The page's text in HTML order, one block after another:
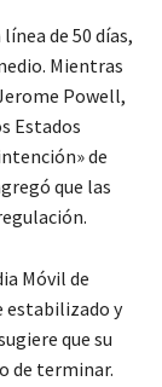
de 50 días,
Mientras
Powell,
Estados
de
que las
Móvil de
estabilizado y
que su
de terminar.